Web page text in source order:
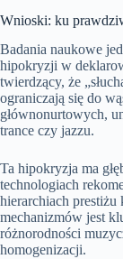
Wnioski: ku
Badania naukowe
hipokryzji w
twierdzący, że
ograniczają się do
głównonurtowych,
trance czy jazzu.
Ta hipokryzja ma
technologiach
hierarchiach
mechanizmów jest
różnorodności
homogenizacji.